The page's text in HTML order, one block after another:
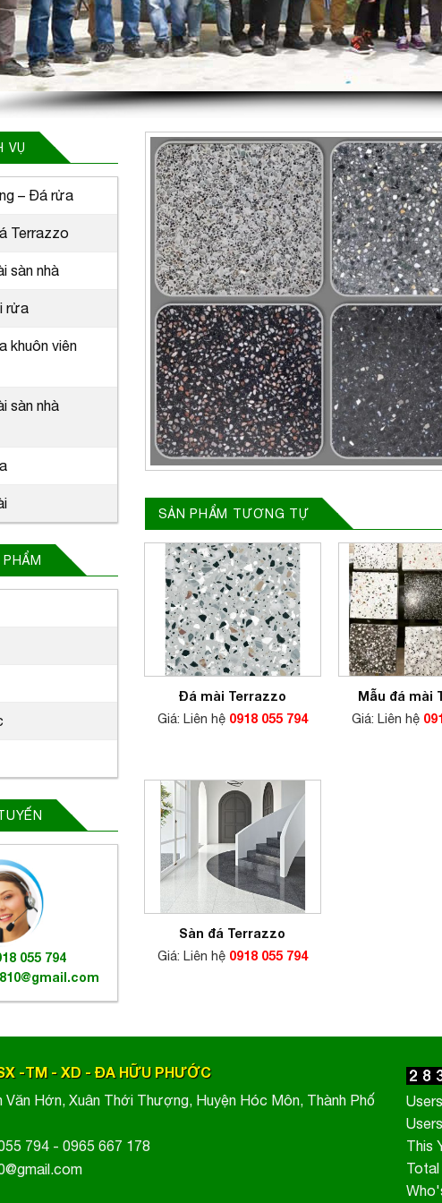
VỤ
– Đá rửa
Terrazzo
sàn nhà
rửa
khuôn viên
sàn nhà
055 794
SẢN PHẨM TƯƠNG TỰ
Đá mài Terrazzo
Giá: Liên hệ 0918 055 794
Mẫu đá mài
Giá: Liên hệ
Sàn đá Terrazzo
Giá: Liên hệ 0918 055 794
-TM - XD - ĐA HỮU PHƯỚC
Văn Hớn, Xuân Thới Thượng, Huyện Hóc Môn, Thành Phố
794 - 0965 667 178
This
Total